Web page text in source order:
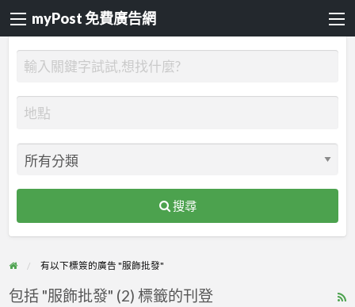
myPost 免費廣告網
搜尋
有以下標簽的廣告 "服飾批發"
包括 "服飾批發" (2) 標籤的刊登